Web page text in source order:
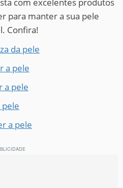
com excelentes produtos
para manter a sua pele
Confira!
da pele
a pele
a pele
a pele